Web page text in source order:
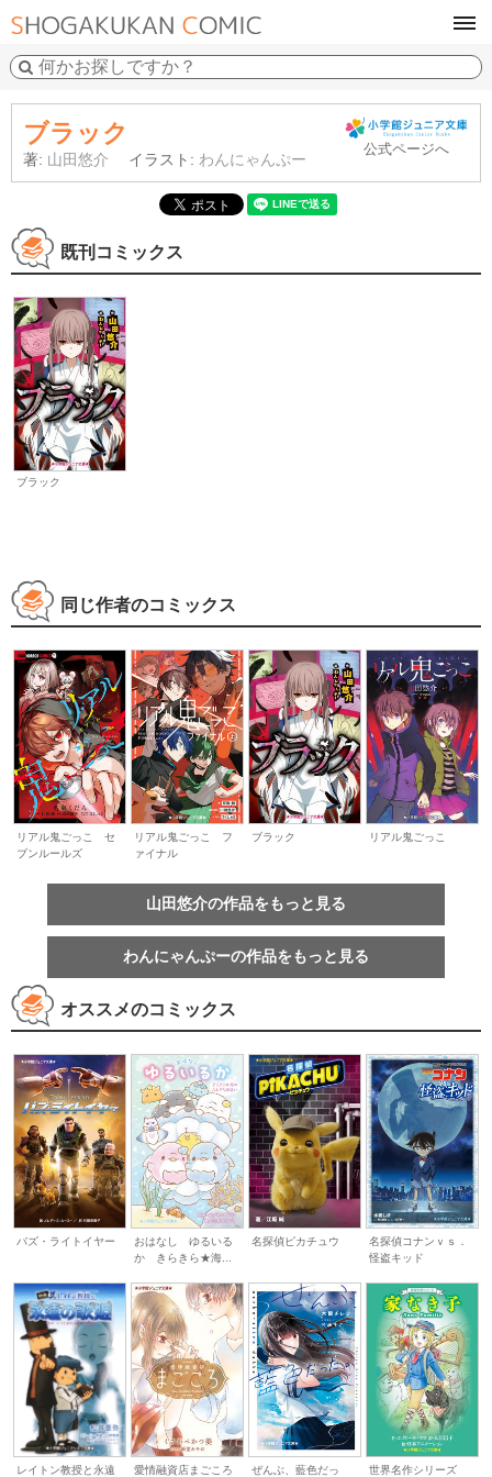
ブラック
著: 山田悠介 イラスト: わんにゃんぷー
公式ページへ
既刊コミックス
ブラック
同じ作者のコミックス
リアル鬼ごっこ セ
ブンルールズ
リアル鬼ごっこ フ
ァイナル
ブラック リアル鬼ごっこ
山田悠介の作品をもっと見る
わんにゃんぷーの作品をもっと見る
オススメのコミックス
バズ・ライトイヤー
おはなし ゆるいる
か きらきら★海...
名探偵ピカチュウ
名探偵コナンｖｓ．
怪盗キッド
レイトン教授と永遠 愛情融資店まごころ ぜんぶ、藍色だっ 世界名作シリーズ